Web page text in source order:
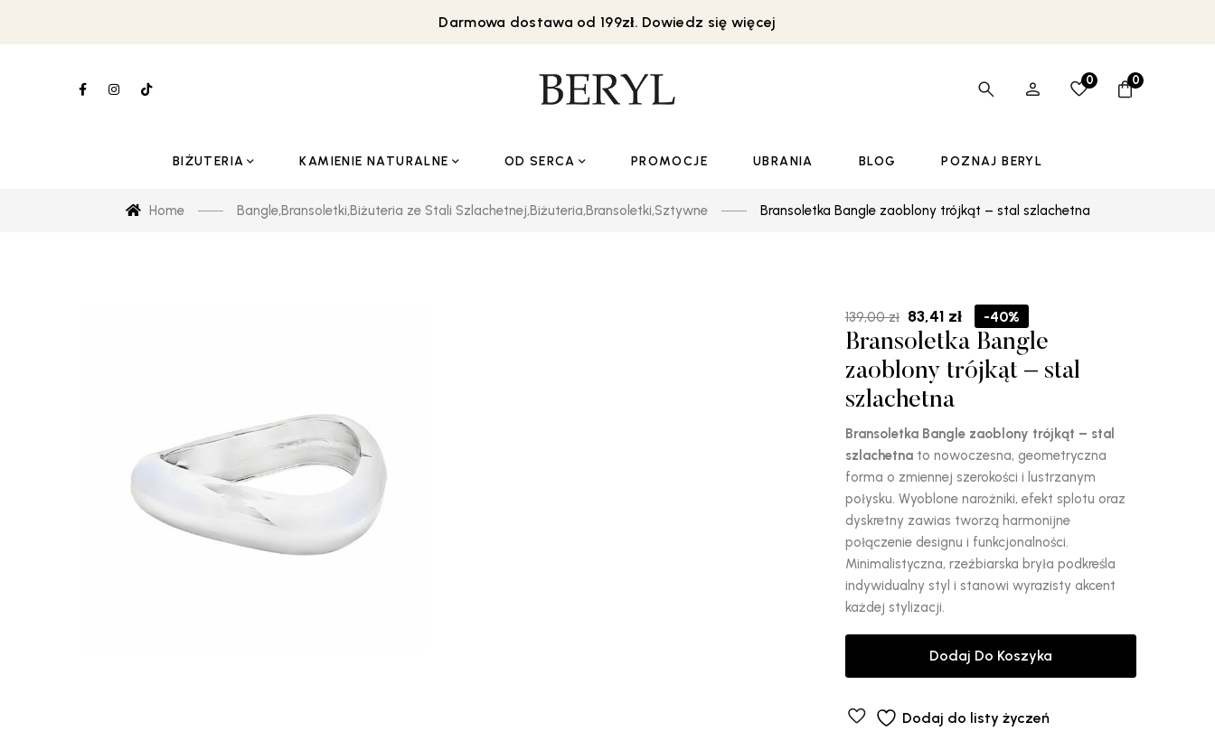
Darmowa dostawa od 199zł. Dowiedz się więcej
0 0
BIŻUTERIA KAMIENIE NATURALNE OD SERCA PROMOCJE UBRANIA BLOG POZNAJ BERYL
Home Bangle,Bransoletki,Biżuteria ze Stali Szlachetnej,Biżuteria,Bransoletki,Sztywne Bransoletka Bangle zaoblony trójkąt – stal szlachetna
139,00zł Pierwotna
cena
wynosiła:
139,00 zł.
83,41 złAktualna
cena
wynosi:
83,41 zł.
-40%
Bransoletka Bangle
zaoblony trójkąt – stal
szlachetna
Bransoletka Bangle zaoblony trójkąt – stal
szlachetnato nowoczesna, geometryczna
forma o zmiennej szerokości i lustrzanym
połysku. Wyoblone narożniki, efekt splotu oraz
dyskretny zawias tworzą harmonijne
połączenie designu i funkcjonalności.
Minimalistyczna, rzeźbiarska bryła podkreśla
indywidualny styl i stanowi wyrazisty akcent
każdej stylizacji.
Dodaj Do Koszyka
Dodaj do listy życzeń